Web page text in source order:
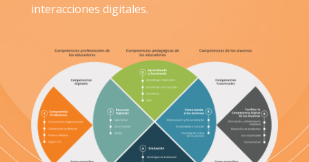
interacciones digitales.